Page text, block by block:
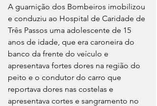
A guarnição dos Bombeiros imobilizou
e conduziu ao Hospital de Caridade de
Três Passos uma adolescente de 15
anos de idade, que era caroneira do
banco da frente do veículo e
apresentava fortes dores na região do
peito e o condutor do carro que
reportava dores nas costelas e
apresentava cortes e sangramento no